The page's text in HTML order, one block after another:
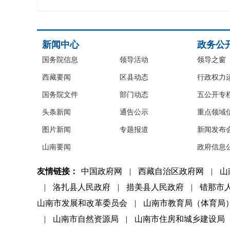
新闻中心
国务院信息
西藏要闻
国务院文件
头条新闻
图片新闻
山南要闻
领导活动
区县动态
部门动态
通告公示
专题报道
政务公
领导之窗
行政权力
五公开专
重点领域
新闻发布
政府信息
友情链接： 中国政府网 | 西藏自治区政府网 |
山
|
洛扎县人民政府 | 措美县人民政府 |
错那市
山南市发展和改革委员会
|
山南市教育局（体育局
|
山南市自然资源局 | 山南市住房和城乡建设局